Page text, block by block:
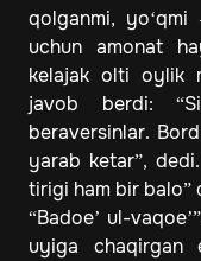
qolganmi,
uchun amonat
kelajak olti oylik
javob berdi:
beraversinlar.
yarab ketar”,
tirigi ham bir balo”
“Badoe’ ul-
uyiga chaqirgan